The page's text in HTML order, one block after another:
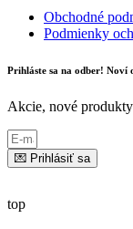
Obchodné
Podmienky
Prihláste sa na odber!
Akcie, nové
💌 Prihlásiť sa
top